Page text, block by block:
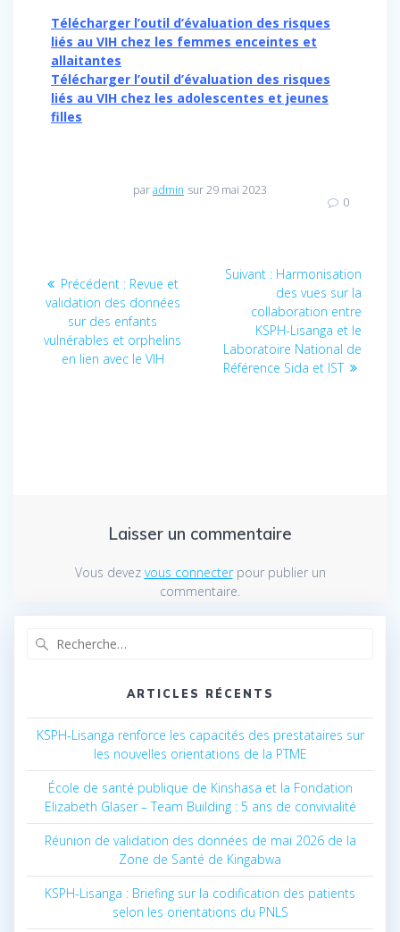
Télécharger l’outil d’évaluation des risques
liés au VIH chez les femmes enceintes et
allaitantes
Télécharger l’outil d’évaluation des risques
liés au VIH chez les adolescentes et jeunes
filles
paradmin sur 29 mai 2023
0
l’article
Précédent : Article
précédent
:
Revue et
validation des données
sur des enfants
vulnérables et orphelins
en lien avec le VIH
Suivant : Article
suivant
:
Harmonisation
des vues sur la
collaboration entre
KSPH-Lisanga et le
Laboratoire National de
Référence Sida et IST
Laisser un commentaire
Vous devez vous connecterpour publier un
commentaire.
ARTICLES RÉCENTS
KSPH-Lisanga renforce les capacités des prestataires sur
les nouvelles orientations de la PTME
École de santé publique de Kinshasa et la Fondation
Elizabeth Glaser – Team Building : 5 ans de convivialité
Réunion de validation des données de mai 2026 de la
Zone de Santé de Kingabwa
KSPH-Lisanga : Briefing sur la codification des patients
selon les orientations du PNLS